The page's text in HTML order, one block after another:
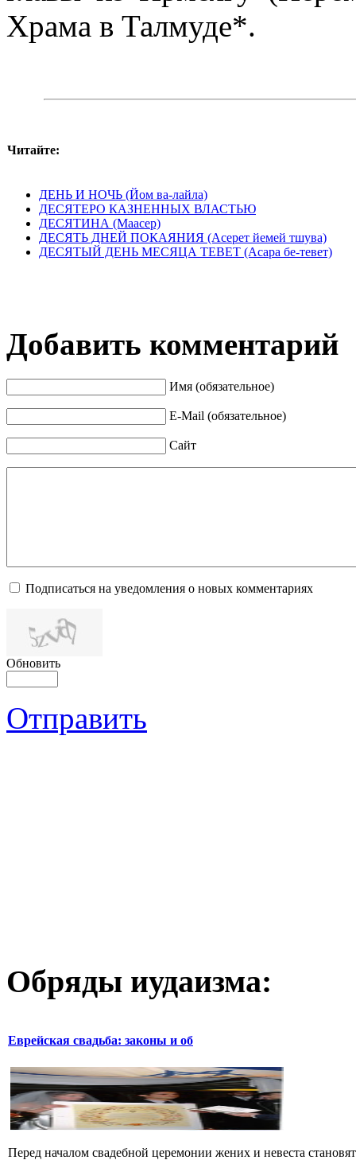
Храма в Талмуде*.
Читайте:
ДЕНЬ И НОЧЬ (Йом ва-лайла)
ДЕСЯТЕРО КАЗНЕННЫХ ВЛАСТЬЮ
ДЕСЯТИНА (Маасер)
ДЕСЯТЬ ДНЕЙ ПОКАЯНИЯ (Асерет йемей тшува)
ДЕСЯТЫЙ ДЕНЬ МЕСЯЦА ТЕВЕТ (Асара бе-тевет)
Добавить комментарий
Имя (обязательное)
E-Mail (обязательное)
Сайт
Подписаться на уведомления о новых комментариях
Обновить
Отправить
Обряды иудаизма:
Еврейская свадьба: законы и об
Перед началом свадебной церемонии жених и невеста